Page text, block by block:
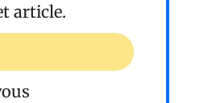
article.